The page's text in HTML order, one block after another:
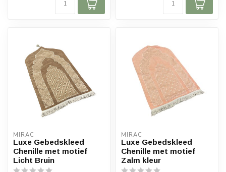
MIRAC
Luxe Gebedskleed
Chenille met motief
Licht Bruin
MIRAC
Luxe Gebedskleed
Chenille met motief
Zalm kleur